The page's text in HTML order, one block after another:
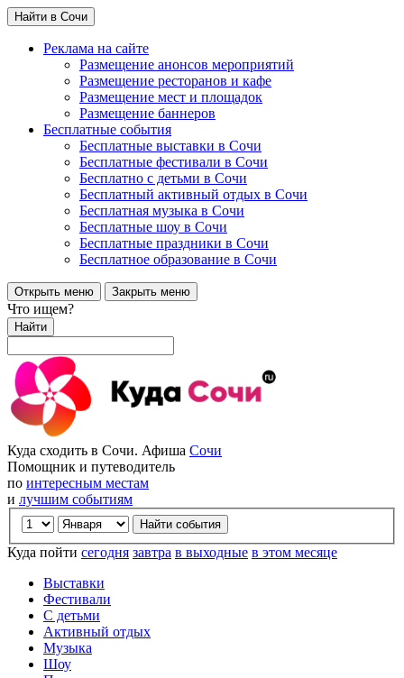
Найти в Сочи
Реклама на сайте
Размещение анонсов мероприятий
Размещение ресторанов и кафе
Размещение мест и площадок
Размещение баннеров
Бесплатные события
Бесплатные выставки в Сочи
Бесплатные фестивали в Сочи
Бесплатно с детьми в Сочи
Бесплатный активный отдых в Сочи
Бесплатная музыка в Сочи
Бесплатные шоу в Сочи
Бесплатные праздники в Сочи
Бесплатное образование в Сочи
Открыть меню Закрыть меню
Что ищем?
Найти
Куда сходить в Сочи. Афиша Сочи
Помощник и путеводитель
по интересным местам
и лучшим событиям
Куда пойти сегодня завтра в выходные в этом месяце
Выставки
Фестивали
С детьми
Активный отдых
Музыка
Шоу